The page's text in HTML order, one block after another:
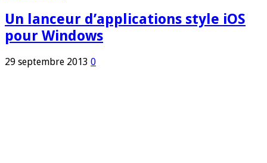
Un lanceur d’applications style iOS
pour Windows
29 septembre 2013 0